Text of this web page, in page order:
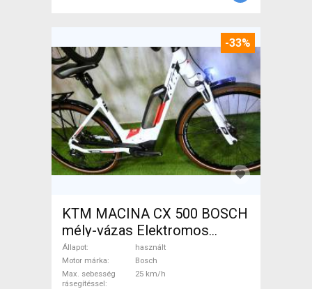
-33%
KTM MACINA CX 500 BOSCH
mély-vázas Elektromos
Trekking/cross 25 km/h
Bosch használt ELADÓ
Állapot
használt
Motor márka
Bosch
Max. sebesség
rásegítéssel
25 km/h